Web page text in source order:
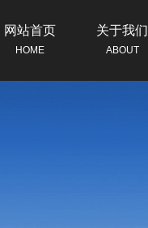
网站首页
HOME
关于我们
ABOUT